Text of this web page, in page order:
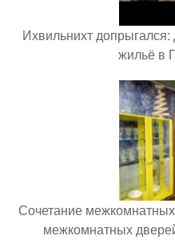
Ихвильнихт
жильё в
Сочетание
межкомнатных